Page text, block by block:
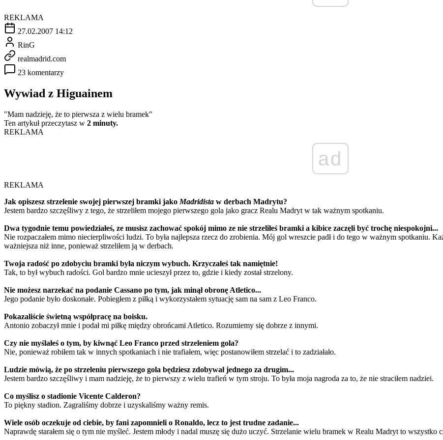
REKLAMA
27.02.2007 14:12
RinG
realmadrid.com
23 komentarzy
Wywiad z Higuainem
"Mam nadzieję, że to pierwsza z wielu bramek"
Ten artykuł przeczytasz w 2 minuty.
REKLAMA
ad
REKLAMA
Jak opiszesz strzelenie swojej pierwszej bramki jako Madridista w derbach Madrytu?
Jestem bardzo szczęśliwy z tego, że strzeliłem mojego pierwszego gola jako gracz Realu Madryt w tak ważnym spotkaniu.
Dwa tygodnie temu powiedziałeś, ze musisz zachować spokój mimo ze nie strzeliłeś bramki a kibice zaczęli być trochę niespokojni...
Nie rozpaczałem mimo niecierpliwości ludzi. To była najlepsza rzecz do zrobienia. Mój gol wreszcie padł i do tego w ważnym spotkaniu.
ważniejsza niż inne, ponieważ strzeliłem ją w derbach.
Twoja radość po zdobyciu bramki była niczym wybuch. Krzyczałeś tak namiętnie!
Tak, to był wybuch radości. Gol bardzo mnie ucieszył przez to, gdzie i kiedy został strzelony.
Nie możesz narzekać na podanie Cassano po tym, jak minął obronę Atletico...
Jego podanie było doskonałe. Pobiegłem z piłką i wykorzystałem sytuację sam na sam z Leo Franco.
Pokazaliście świetną współpracę na boisku.
Antonio zobaczył mnie i podał mi piłkę między obrońcami Atletico. Rozumiemy się dobrze z innymi.
Czy nie myślałeś o tym, by kiwnąć Leo Franco przed strzeleniem gola?
Nie, ponieważ robiłem tak w innych spotkaniach i nie trafiałem, więc postanowiłem strzelać i to zadziałało.
Ludzie mówią, że po strzeleniu pierwszego gola będziesz zdobywał jednego za drugim...
Jestem bardzo szczęśliwy i mam nadzieję, że to pierwszy z wielu trafień w tym stroju. To była moja nagroda za to, że nie straciłem nadziei.
Co myślisz o stadionie Vicente Calderon?
To piękny stadion. Zagraliśmy dobrze i uzyskaliśmy ważny remis.
Wiele osób oczekuje od ciebie, by fani zapomnieli o Ronaldo, lecz to jest trudne zadanie...
Naprawdę starałem się o tym nie myśleć. Jestem młody i nadal muszę się dużo uczyć. Strzelanie wielu bramek w Realu Madryt to wszystko